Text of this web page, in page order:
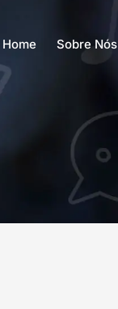
Home Sobre Nós